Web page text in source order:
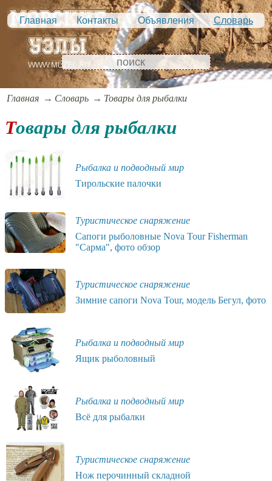
Главная Контакты Объявления Словарь
Главная Словарь Товары для рыбалки
Товары для рыбалки
Рыбалка и подводный мир
Тирольские палочки
Туристическое снаряжение
Сапоги рыболовные Nova Tour Fisherman
"Сарма", фото обзор
Туристическое снаряжение
Зимние сапоги Nova Tour, модель Бегул, фото
Рыбалка и подводный мир
Ящик рыболовный
Рыбалка и подводный мир
Всё для рыбалки
Туристическое снаряжение
Нож перочинный складной